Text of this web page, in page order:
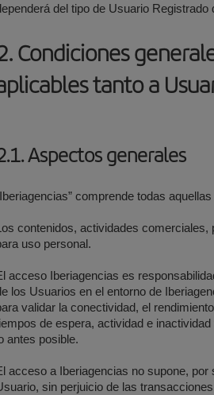
del tipo de Usuario
Condiciones
tanto a
Aspectos generales
comprende todas
contenidos, actividades
uso personal.
acceso Iberiagencias es
los Usuarios en el entorno de
validar la conectividad, el
de espera, actividad e
antes posible.
acceso a Iberiagencias no supone,
sin perjuicio de las